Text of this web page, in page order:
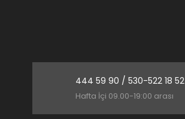
444 59 90 / 530-522 18 52
Hafta İçi 09.00-19:00 arası